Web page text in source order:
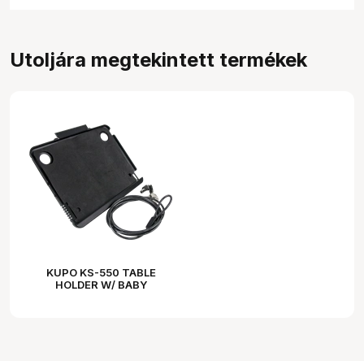
Utoljára megtekintett termékek
KUPO KS-550 TABLE
HOLDER W/ BABY